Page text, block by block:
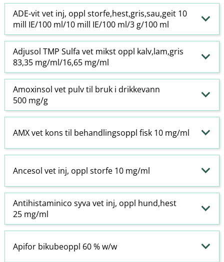
ADE-vit vet inj, oppl storfe,hest,gris,sau,geit 10
mill IE/100 ml/10 mill IE/100 ml/3 g/100 ml
Adjusol TMP Sulfa vet mikst oppl kalv,lam,gris
83,35 mg/ml/16,65 mg/ml
Amoxinsol vet pulv til bruk i drikkevann
500 mg/g
AMX vet kons til behandlingsoppl fisk 10 mg/ml
Ancesol vet inj, oppl storfe 10 mg/ml
Antihistaminico syva vet inj, oppl hund,hest
25 mg/ml
Apifor bikubeoppl 60 % w​/​w